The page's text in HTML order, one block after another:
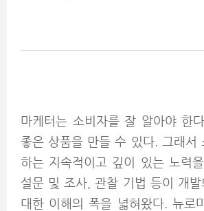
마케터는 소비자를 잘 알아야 한
좋은 상품을 만들 수 있다. 그래서
하는 지속적이고 깊이 있는 노력
설문 및 조사, 관찰 기법 등이 개발
대한 이해의 폭을 넓혀왔다. 뉴로